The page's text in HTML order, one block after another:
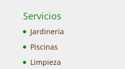
Servicios
Jardinería
Piscinas
Limpieza